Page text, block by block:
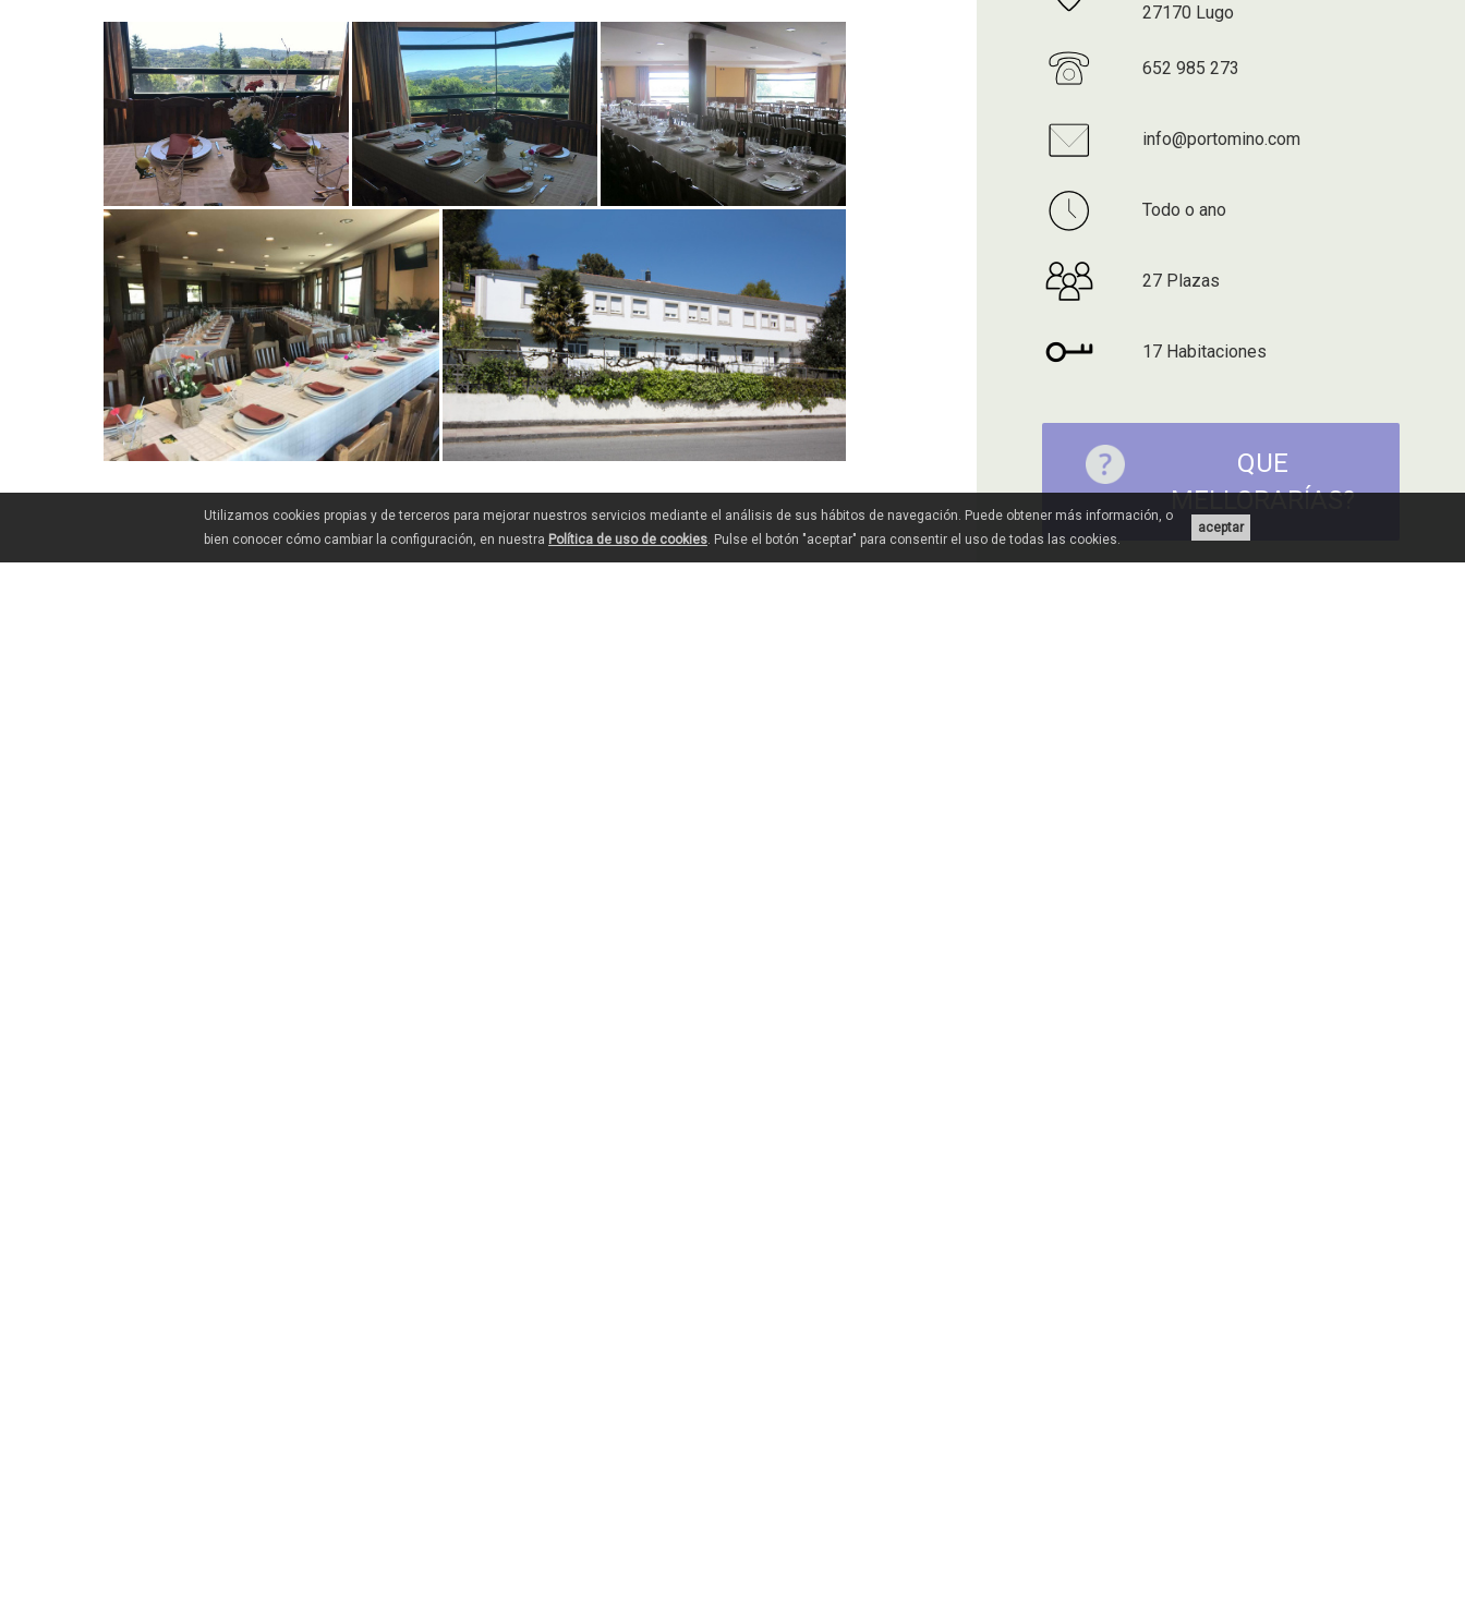
27170 Lugo
652 985 273
info@portomino.com
Todo o ano
27 Plazas
17 Habitaciones
QUE
MELLORARÍAS?
aceptar
Utilizamos cookies propias y de terceros para mejorar nuestros servicios mediante el análisis de sus hábitos de navegación. Puede obtener más información, o
bien conocer cómo cambiar la configuración, en nuestra Política de uso de cookies. Pulse el botón "aceptar" para consentir el uso de todas las cookies.